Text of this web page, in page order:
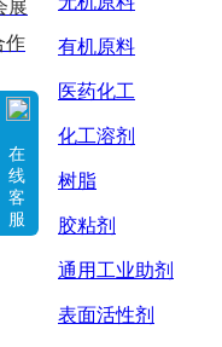
有机原料
医药化工
化工溶剂
树脂
胶粘剂
通用工业助剂
表面活性剂
展
作
在
线
客
服